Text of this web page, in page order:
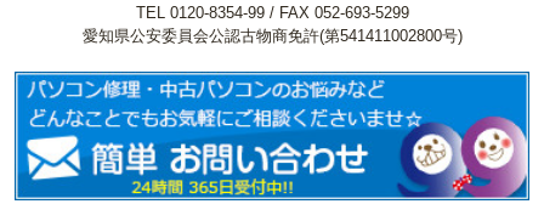
TEL 0120-8354-99 / FAX 052-693-5299
愛知県公安委員会公認古物商免許(第541411002800号)